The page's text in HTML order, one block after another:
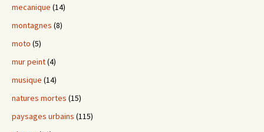
mecanique (14)
montagnes (8)
moto (5)
mur peint(4)
musique (14)
natures mortes (15)
paysages urbains (115)